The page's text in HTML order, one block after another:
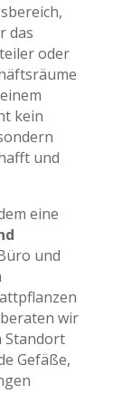
das
oder
kein
und
eine
und
wir
Standort
Gefäße,